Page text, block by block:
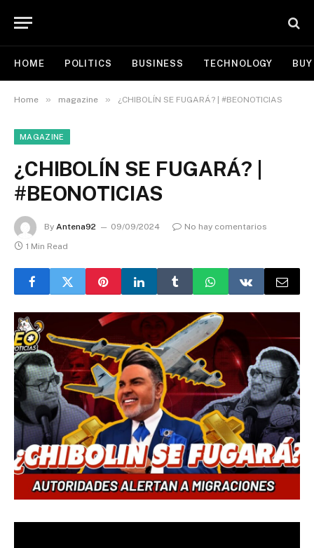
HOME POLITICS BUSINESS TECHNOLOGY
Home » magazine » ¿CHIBOLÍN SE FUGARÁ? | #BEONOTICIAS
MAGAZINE
¿CHIBOLÍN SE FUGARÁ? |
#BEONOTICIAS
By Antena92 09/09/2024
No hay comentarios
1 Min Read